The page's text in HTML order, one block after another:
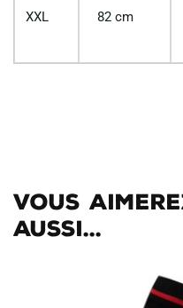
XXL 82 cm
Vous
aussi...